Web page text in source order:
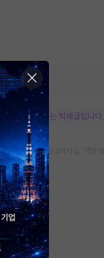
이 수정되지 않는 박제글입니다.
스크랩 신고하기